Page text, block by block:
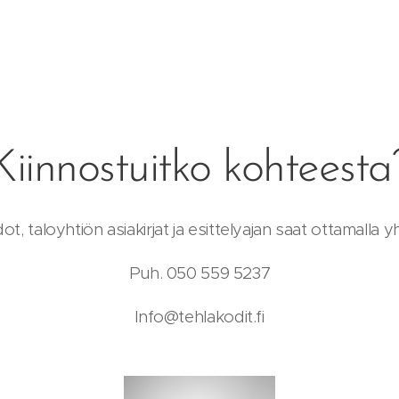
taloyhtiön asiakirjat ja esittelyajan saat ottamalla
Puh. 050 559 5237
Info@tehlakodit.fi